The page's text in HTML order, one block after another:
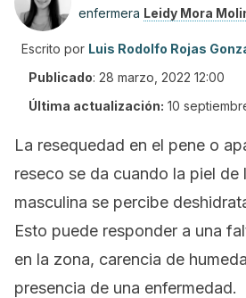
enfermera Leidy Mora
Escrito por Luis Rodolfo Rojas
Publicado: 28 marzo, 2022 12:00
Última actualización: 10
La resequedad en el pene o
reseco se da cuando la piel de
masculina se percibe
Esto puede responder a una
en la zona, carencia de
presencia de una enfermedad.